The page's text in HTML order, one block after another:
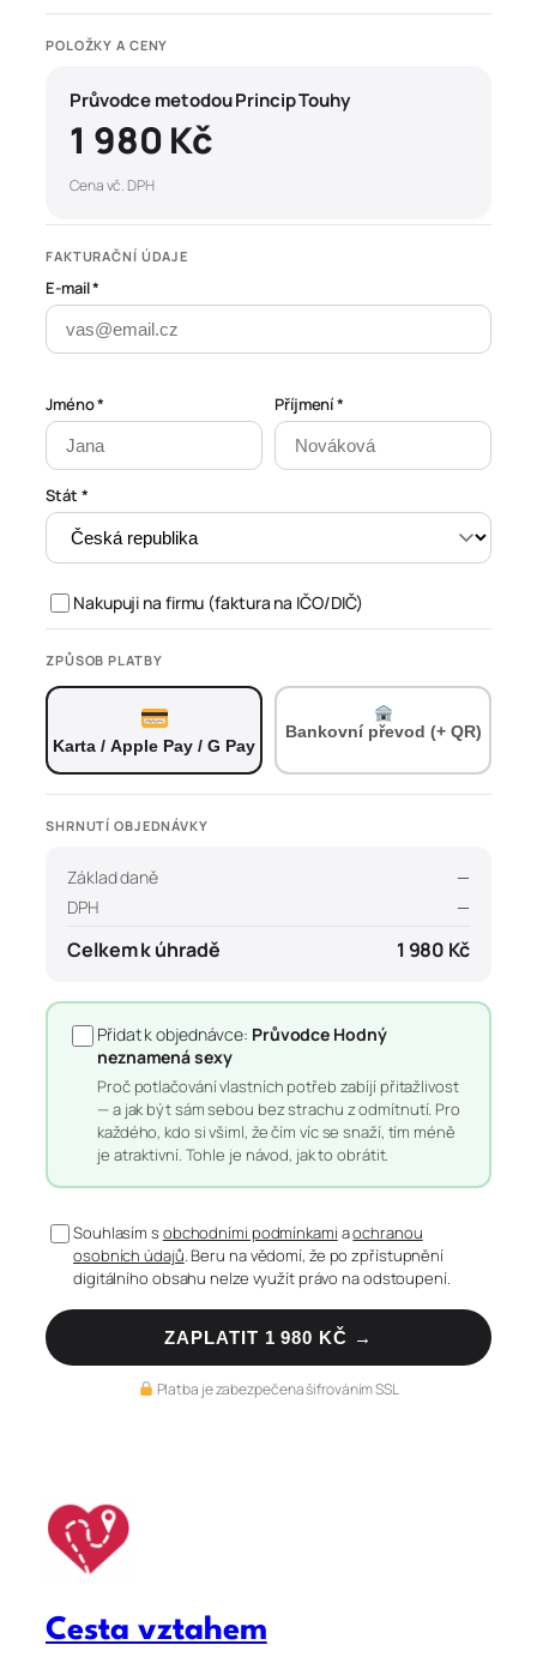
POLOŽKY A CENY
Průvodce metodou Princip Touhy
1 980 Kč
Cena vč. DPH
FAKTURAČNÍ ÚDAJE
E-mail *
Jméno * Příjmení *
Stát *
Nakupuji na firmu (faktura na IČO/DIČ)
ZPŮSOB PLATBY
Karta / Apple Pay / G Pay
Bankovní převod (+ QR)
SHRNUTÍ OBJEDNÁVKY
Základ daně
—
DPH
—
Celkem k úhradě 1 980 Kč
Přidat k objednávce: Průvodce Hodný
neznamená sexy
Proč potlačování vlastních potřeb zabíjí přitažlivost
— a jak být sám sebou bez strachu z odmítnutí. Pro
každého, kdo si všiml, že čím víc se snaží, tím méně
je atraktivní. Tohle je návod, jak to obrátit.
Souhlasím sobchodními podmínkami aochranou
osobních údajů. Beru na vědomí, že po zpřístupnění
digitálního obsahu nelze využít právo na odstoupení.
ZAPLATIT 1 980 KČ →
Platba je zabezpečena šifrováním SSL
Cesta vztahem